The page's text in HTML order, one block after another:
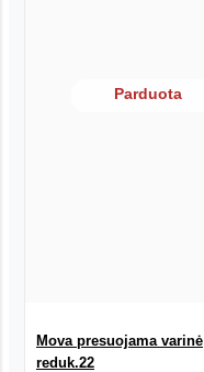
Parduota
Mova presuojama varinė
reduk.22